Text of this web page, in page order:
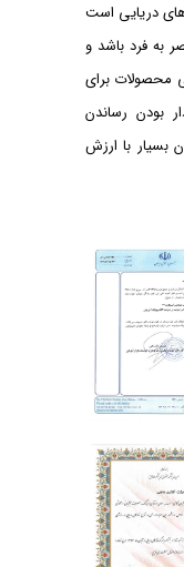
دریایی است
به فرد باشد و
محصولات برای
بودن رساندن
بسیار با ارزش